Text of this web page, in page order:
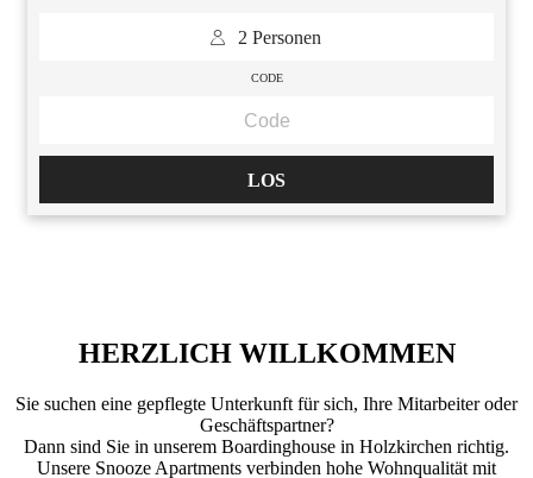
2 Personen
CODE
LOS
HERZLICH WILLKOMMEN
Sie suchen eine gepflegte Unterkunft für sich, Ihre Mitarbeiter oder
Geschäftspartner?
Dann sind Sie in unserem Boardinghouse in Holzkirchen richtig.
Unsere Snooze Apartments verbinden hohe Wohnqualität mit